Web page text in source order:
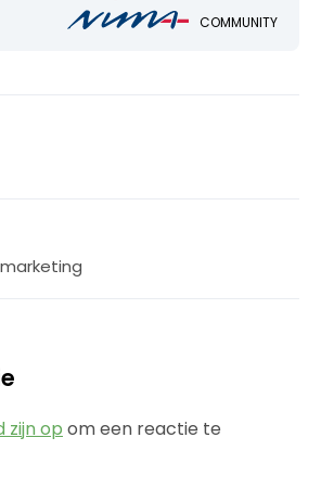
COMMUNITY
zijn op om een reactie te